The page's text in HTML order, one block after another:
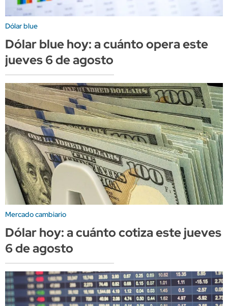
Dólar blue
Dólar blue hoy: a cuánto opera este
jueves 6 de agosto
Mercado cambiario
Dólar hoy: a cuánto cotiza este jueves
6 de agosto